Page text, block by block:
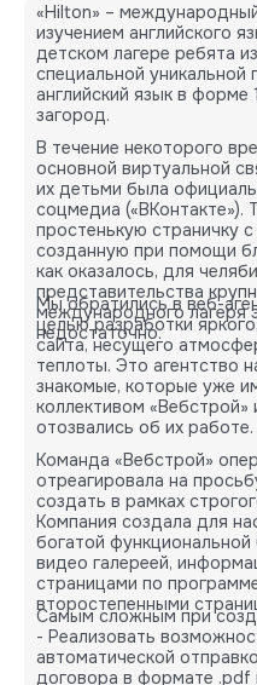
«Hilton» –
изучением английского
детском лагере ребята
специальной уникальной
английский язык в
загород.
В течение некоторого
основной виртуальной
их детьми была
соцмедиа («ВКонтакте»).
простенькую страничку
созданную при помощи
как оказалось, для
представительства
международного лагеря
недостаточно.
Мы обратились в веб-
целью разработки
сайта, несущего
теплоты. Это агентство
знакомые, которые уже
коллективом «Вебстрой»
отозвались об их работе.
Команда «Вебстрой»
отреагировала на
создать в рамках
Компания создала для
богатой
видео галереей,
страницами по
второстепенными
Самым сложным при
- Реализовать
автоматической
договора в формате .pdf